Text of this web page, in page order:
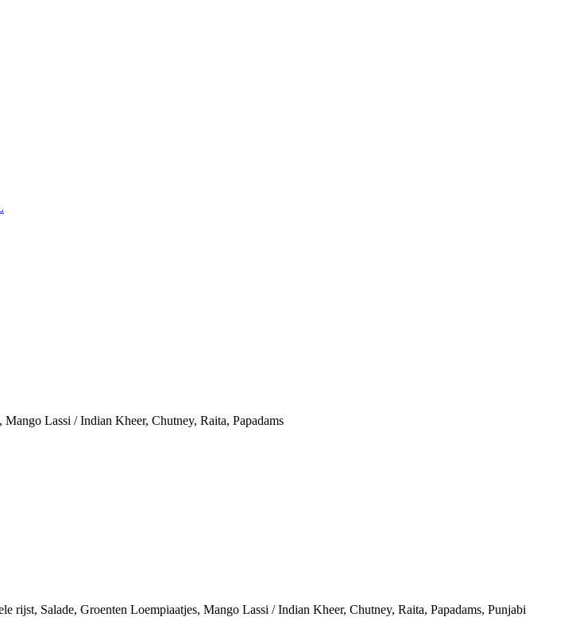
Lassi / Indian Kheer, Chutney, Raita, Papadams
rijst, Salade, Groenten Loempiaatjes, Mango Lassi / Indian Kheer, Chutney, Raita, Papadams, Punjabi